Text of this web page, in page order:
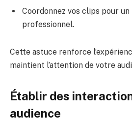
Coordonnez vos clips pour
professionnel.
Cette astuce renforce
maintient l’attention de votre
Établir des
audience